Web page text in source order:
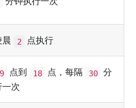
晨 2 点执行
9 点到 18 点，每隔 30 分
次